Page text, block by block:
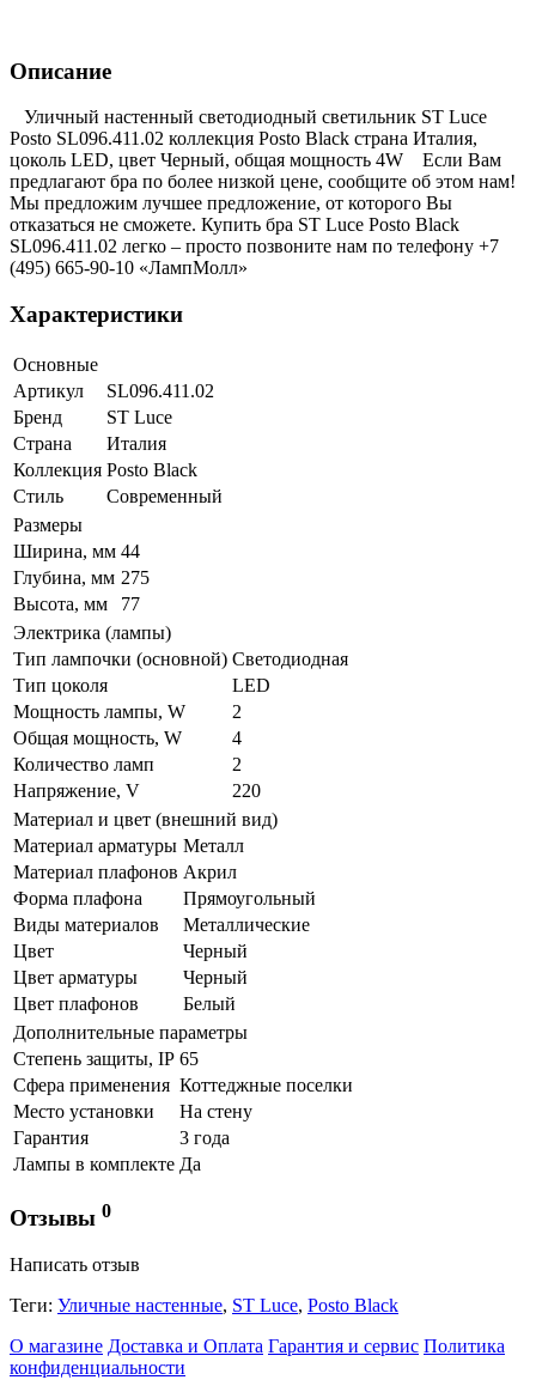
Описание
Уличный настенный светодиодный светильник ST Luce
Posto SL096.411.02 коллекция Posto Black страна Италия,
цоколь LED, цвет Черный, общая мощность 4W Если Вам
предлагают бра по более низкой цене, сообщите об этом нам!
Мы предложим лучшее предложение, от которого Вы
отказаться не сможете. Купить бра ST Luce Posto Black
SL096.411.02 легко – просто позвоните нам по телефону +7
(495) 665-90-10 «ЛампМолл»
Характеристики
Основные
Артикул
SL096.411.02
Бренд
ST Luce
Страна
Италия
Коллекция Posto Black
Стиль
Современный
Размеры
Ширина, мм 44
Глубина, мм 275
Высота, мм
77
Электрика (лампы)
Тип лампочки (основной) Светодиодная
Тип цоколя
LED
Мощность лампы, W
2
Общая мощность, W
4
Количество ламп
2
Напряжение, V
220
Материал и цвет (внешний вид)
Материал арматуры Металл
Материал плафонов Акрил
Форма плафона
Прямоугольный
Виды материалов
Металлические
Цвет
Черный
Цвет арматуры
Черный
Цвет плафонов
Белый
Дополнительные параметры
Степень защиты, IP 65
Сфера применения Коттеджные поселки
Место установки
На стену
Гарантия
3 года
Лампы в комплекте Да
Отзывы 0
Написать отзыв
Теги: Уличные настенные, ST Luce, Posto Black
О магазине Доставка и Оплата Гарантия и сервис Политика
конфиденциальности